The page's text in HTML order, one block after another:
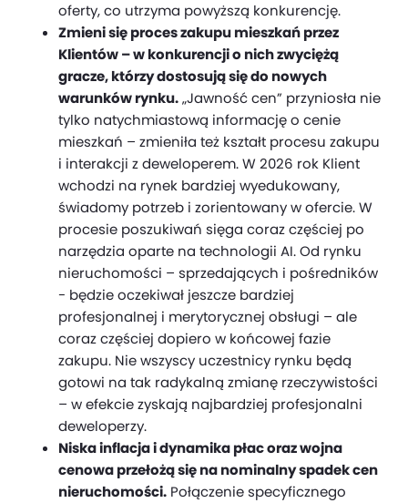
oferty, co utrzyma powyższą konkurencję.
Zmieni się proces zakupu mieszkań przez
Klientów – w konkurencji o nich zwyciężą
gracze, którzy dostosują się do nowych
warunków rynku.„Jawność cen” przyniosła nie
tylko natychmiastową informację o cenie
mieszkań – zmieniła też kształt procesu zakupu
i interakcji z deweloperem. W 2026 rok Klient
wchodzi na rynek bardziej wyedukowany,
świadomy potrzeb i zorientowany w ofercie. W
procesie poszukiwań sięga coraz częściej po
narzędzia oparte na technologii AI. Od rynku
nieruchomości – sprzedających i pośredników
- będzie oczekiwał jeszcze bardziej
profesjonalnej i merytorycznej obsługi – ale
coraz częściej dopiero w końcowej fazie
zakupu. Nie wszyscy uczestnicy rynku będą
gotowi na tak radykalną zmianę rzeczywistości
– w efekcie zyskają najbardziej profesjonalni
deweloperzy.
Niska inflacja i dynamika płac oraz wojna
cenowa przełożą się na nominalny spadek cen
nieruchomości. Połączenie specyficznego